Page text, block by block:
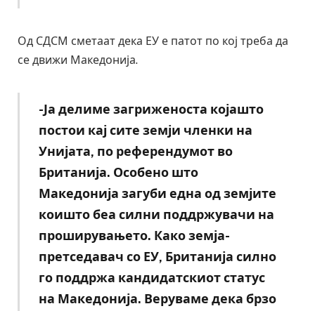
Од СДСМ сметаат дека ЕУ е патот по кој треба да
се движи Македонија.
-Ја делиме загриженоста којашто
постои кај сите земји членки на
Унијата, по референдумот во
Британија. Особено што
Македонија загуби една од земјите
коишто беа силни поддржувачи на
проширувањето. Како земја-
претседавач со ЕУ, Британија силно
го поддржа кандидатскиот статус
на Македонија. Веруваме дека брзо